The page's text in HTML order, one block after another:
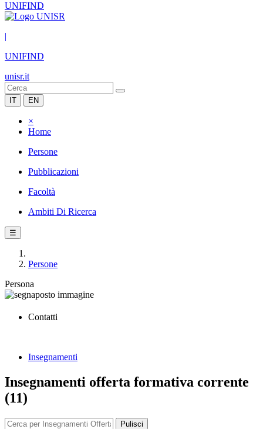
UNIFIND
|
UNIFIND
unisr.it
IT EN
×
Home
Persone
Pubblicazioni
Facoltà
Ambiti Di Ricerca
☰
Persone
Persona
Contatti
Insegnamenti
Insegnamenti offerta formativa corrente
(11)
Pulisci